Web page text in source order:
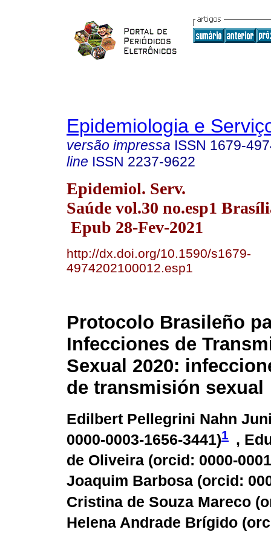
Epidemiologia e
versão impressa ISSN 1679-
line ISSN 2237-9622
Epidemiol. Serv.
Saúde vol.30 no.esp1
Epub 28-Fev-2021
http://dx.doi.org/10.1590/s1679-
4974202100012.esp1
Protocolo Brasileño
Infecciones de
Sexual 2020:
de transmisión sexual
Edilbert Pellegrini Nahn
0000-0003-1656-3441)1 ,
de Oliveira (orcid: 0000-
Joaquim Barbosa (orcid:
Cristina de Souza Mareco (
Helena Andrade Brígido (